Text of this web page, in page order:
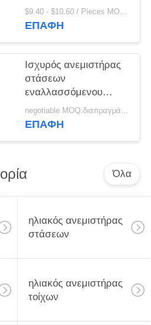
ρεύματος 18 ίντσες 3
τοποθετήσεις
$9.40 - $10.60 / Pieces MOQ:1000 κομμάτι / κομμάτια
ΕΠΑΦΉ
Ισχυρός ανεμιστήρας
στάσεων
εναλλασσόμενου
ρεύματος με το σπίτι
Applicance δεικτών
negotiable MOQ:διαπραγμάτευση
ΕΠΑΦΉ
Όλα
ηλιακός ανεμιστήρας
στάσεων
ηλιακός ανεμιστήρας
τοίχων